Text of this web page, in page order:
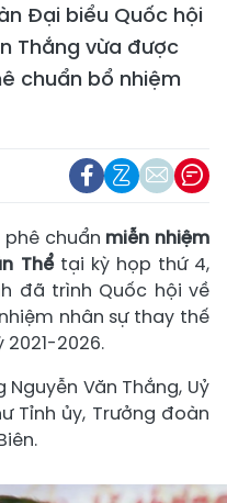
Đại biểu Quốc hội
Thắng vừa được
chuẩn bổ nhiệm
phê chuẩn miễn nhiệm
Thể tại kỳ họp thứ 4,
đã trình Quốc hội về
nhân sự thay thế
2021-2026.
Văn Thắng, Uỷ
Tỉnh ủy, Trưởng đoàn